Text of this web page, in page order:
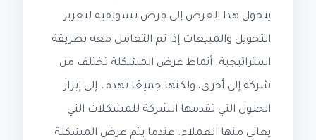
يتحول هذا العرض إلى فرص تسويقية لتعزيز
التحويل والمبيعات إذا تم التعامل معه بطريقة
استراتيجية. أنماط عرض المشكلة تختلف من
شركة إلى أخرى، ولكنها جميعًا تهدف إلى إبراز
الحلول التي تقدمها الشركة للمشكلات التي
يعاني منها العملاء. عندما يتم عرض المشكلة